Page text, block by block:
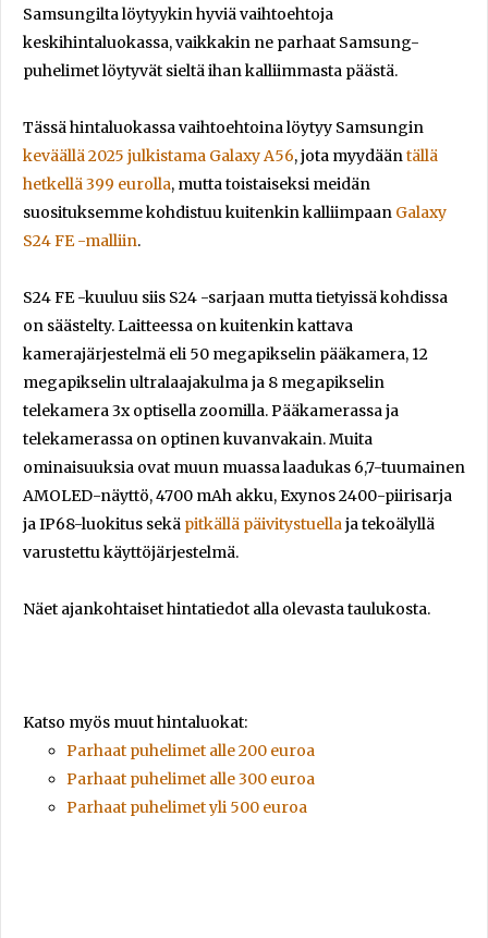
Samsungilta löytyykin hyviä vaihtoehtoja
keskihintaluokassa, vaikkakin ne parhaat Samsung-
puhelimet löytyvät sieltä ihan kalliimmasta päästä.
Tässä hintaluokassa vaihtoehtoina löytyy Samsungin
keväällä 2025 julkistama Galaxy A56, jota myydään tällä
hetkellä 399 eurolla, mutta toistaiseksi meidän
suosituksemme kohdistuu kuitenkin kalliimpaan Galaxy
S24 FE -malliin.
S24 FE -kuuluu siis S24 -sarjaan mutta tietyissä kohdissa
on säästelty. Laitteessa on kuitenkin kattava
kamerajärjestelmä eli 50 megapikselin pääkamera, 12
megapikselin ultralaajakulma ja 8 megapikselin
telekamera 3x optisella zoomilla. Pääkamerassa ja
telekamerassa on optinen kuvanvakain. Muita
ominaisuuksia ovat muun muassa laadukas 6,7-tuumainen
AMOLED-näyttö, 4700 mAh akku, Exynos 2400-piirisarja
ja IP68-luokitus sekä pitkällä päivitystuella ja tekoälyllä
varustettu käyttöjärjestelmä.
Näet ajankohtaiset hintatiedot alla olevasta taulukosta.
Katso myös muut hintaluokat:
Parhaat puhelimet alle 200 euroa
Parhaat puhelimet alle 300 euroa
Parhaat puhelimet yli 500 euroa